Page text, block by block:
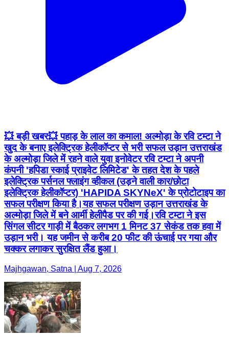
💥 बड़ी खबर💥 पहाड़ के लाल का कमाल! अल्मोड़ा के रवि टम्टा ने
खुद के बनाए इलेक्ट्रिक हेलीकॉप्टर से भरी सफल उड़ान उत्तराखंड
के अल्मोड़ा जिले में रहने वाले युवा इनोवेटर रवि टम्टा ने अपनी
कंपनी 'हपिडा स्काई प्राइवेट लिमिटेड' के तहत देश के पहले
इलेक्ट्रिक पर्सनल फ्लाइंग व्हीकल (उड़ने वाली कार/छोटा
इलेक्ट्रिक हेलीकॉप्टर) 'HAPIDA SKYNeX' के प्रोटोटाइप का
सफल परीक्षण किया है।यह सफल परीक्षण उड़ान उत्तराखंड के
अल्मोड़ा जिले में बने आर्मी हेलीपैड पर की गई।रवि टम्टा ने इस
सिंगल सीटर गाड़ी में बैठकर लगभग 1 मिनट 37 सेकंड तक हवा में
उड़ान भरी। यह जमीन से करीब 20 फीट की ऊंचाई पर गया और
चक्कर लगाकर सुरक्षित लैंड हुआ।
Majhgawan, Satna | Aug 7, 2026